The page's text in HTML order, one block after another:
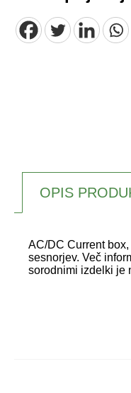
OPIS
AC/DC Current
sesnorjev. Več
sorodnimi izdelki je